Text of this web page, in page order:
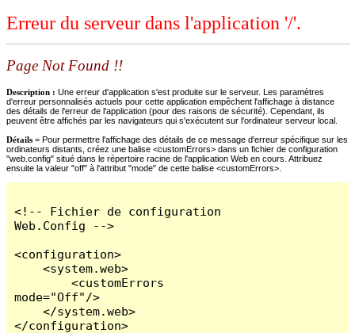
Erreur du serveur dans l'application '/'.
Page Not Found !!
Description : Une erreur d'application s'est produite sur le serveur. Les paramètres
d'erreur personnalisés actuels pour cette application empêchent l'affichage à distance
des détails de l'erreur de l'application (pour des raisons de sécurité). Cependant, ils
peuvent être affichés par les navigateurs qui s'exécutent sur l'ordinateur serveur local.
Détails = Pour permettre l'affichage des détails de ce message d'erreur spécifique sur les
ordinateurs distants, créez une balise <customErrors> dans un fichier de configuration
"web.config" situé dans le répertoire racine de l'application Web en cours. Attribuez
ensuite la valeur "off" à l'attribut "mode" de cette balise <customErrors>.
<!-- Fichier de configuration
Web.Config -->
<configuration>
    <system.web>
        <customErrors
mode="Off"/>
    </system.web>
</configuration>